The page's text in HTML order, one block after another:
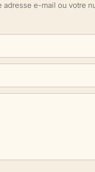
adresse e-mail ou votre